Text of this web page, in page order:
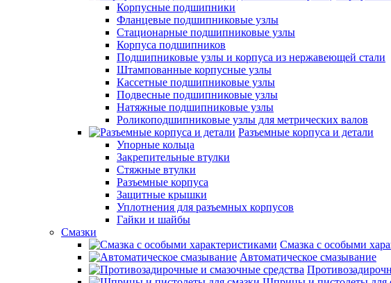
Корпусные подшипники
Фланцевые подшипниковые узлы
Стационарные подшипниковые узлы
Корпуса подшипников
Подшипниковые узлы и корпуса из нержавеющей стали
Штампованные корпусные узлы
Кассетные подшипниковые узлы
Подвесные подшипниковые узлы
Натяжные подшипниковые узлы
Роликоподшипниковые узлы для метрических валов
Разъемные корпуса и детали
Упорные кольца
Закрепительные втулки
Стяжные втулки
Разъемные корпуса
Защитные крышки
Уплотнения для разъемных корпусов
Гайки и шайбы
Смазки
Смазка с особыми
Автоматическое смазывание